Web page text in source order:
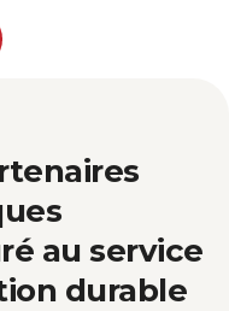
au service
durable